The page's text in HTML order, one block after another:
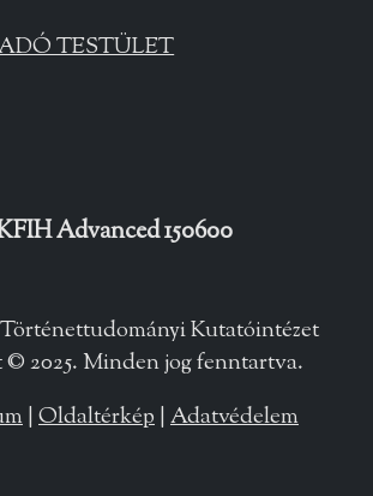
TESTÜLET
Advanced 150600
Kutatóintézet
2025. Minden jog fenntartva.
Oldaltérkép Adatvédelem